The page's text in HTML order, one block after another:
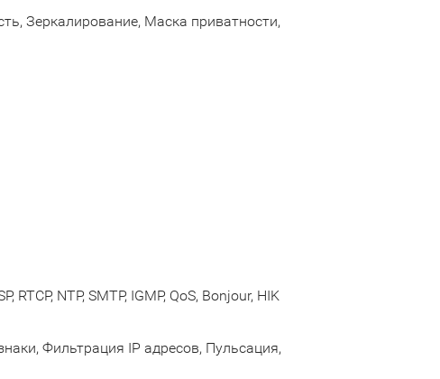
Зеркалирование, Маска приватности,
RTCP, NTP, SMTP, IGMP, QoS, Bonjour, HIK
Фильтрация IP адресов, Пульсация,